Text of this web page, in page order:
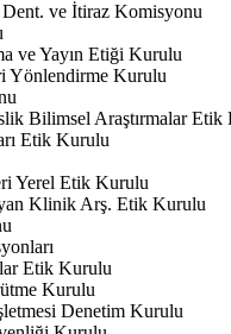
ve İtiraz Komisyonu
ve Yayın Etiği Kurulu
Yönlendirme Kurulu
Bilimsel Araştırmalar Etik
Etik Kurulu
Yerel Etik Kurulu
Klinik Arş. Etik Kurulu
Etik Kurulu
Kurulu
Denetim Kurulu